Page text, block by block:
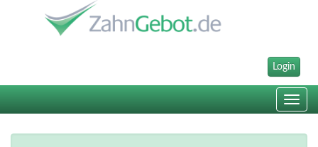
Login
Toggle